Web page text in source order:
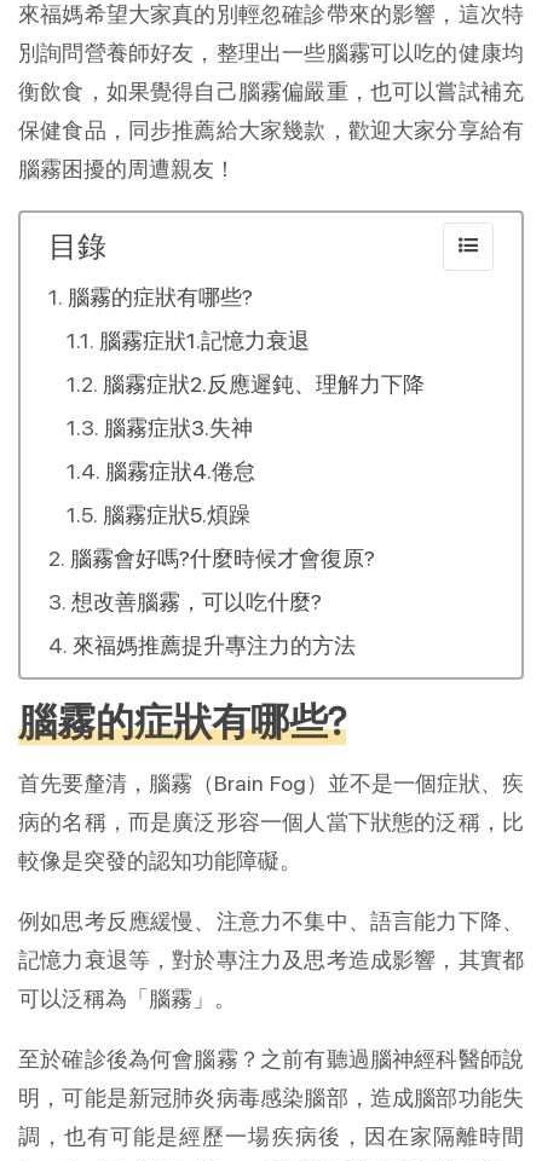
來福媽希望大家真的別輕忽確診帶來的影響，這次特
別詢問營養師好友，整理出一些腦霧可以吃的健康均
衡飲食，如果覺得自己腦霧偏嚴重，也可以嘗試補充
保健食品，同步推薦給大家幾款，歡迎大家分享給有
腦霧困擾的周遭親友！
目錄
腦霧的症狀有哪些?
腦霧症狀1.記憶力衰退
腦霧症狀2.反應遲鈍、理解力下降
腦霧症狀3.失神
腦霧症狀4.倦怠
腦霧症狀5.煩躁
腦霧會好嗎?什麼時候才會復原?
想改善腦霧，可以吃什麼?
來福媽推薦提升專注力的方法
腦霧的症狀有哪些?
首先要釐清，腦霧（Brain Fog）並不是一個症狀、疾
病的名稱，而是廣泛形容一個人當下狀態的泛稱，比
較像是突發的認知功能障礙。
例如思考反應緩慢、注意力不集中、語言能力下降、
記憶力衰退等，對於專注力及思考造成影響，其實都
可以泛稱為「腦霧」。
至於確診後為何會腦霧？之前有聽過腦神經科醫師說
明，可能是新冠肺炎病毒感染腦部，造成腦部功能失
調，也有可能是經歷一場疾病後，因在家隔離時間